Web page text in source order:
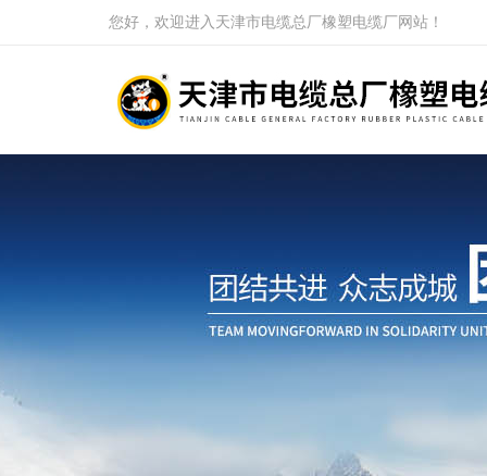
您好，欢迎进入天津市电缆总厂橡塑电缆厂网站！